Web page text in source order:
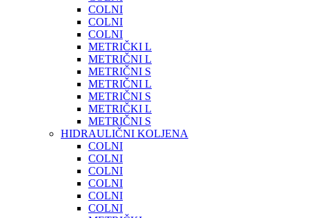
COLNI
COLNI
COLNI
METRIČKI L
METRIČNI L
METRIČNI S
METRIČNI L
METRIČNI S
METRIČKI L
METRIČNI S
HIDRAULIČNI KOLJENA
COLNI
COLNI
COLNI
COLNI
COLNI
COLNI